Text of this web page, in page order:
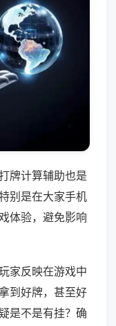
牌计算辅助也是
别是在大家手机
体验，避免影响
家反映在游戏中
到好牌，甚至好
是不是有挂？确